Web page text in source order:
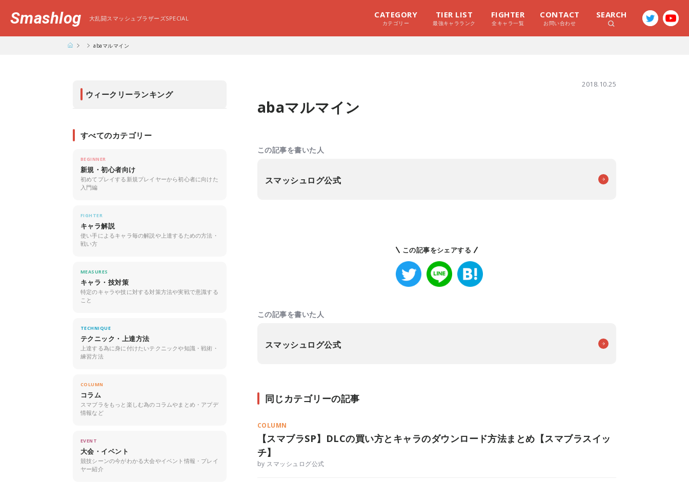
Smashlog 大乱闘スマッシュブラザーズSPECIAL CATEGORY
カテゴリー
TIER LIST
最強キャラランク
FIGHTER
全キャラ一覧
CONTACT
お問い合わせ
SEARCH
abaマルマイン
2018.10.25
abaマルマイン
この記事を書いた人
スマッシュログ公式
この記事をシェアする
この記事を書いた人
スマッシュログ公式
同じカテゴリーの記事
COLUMN
【スマブラSP】DLCの買い方とキャラのダウンロード方法まとめ【スマブラスイッ
チ】
by スマッシュログ公式
ウィークリーランキング
すべてのカテゴリー
BEGINNER
新規・初心者向け
初めてプレイする新規プレイヤーから初心者に向けた
入門編
FIGHTER
キャラ解説
使い手によるキャラ毎の解説や上達するための方法・
戦い方
MEASURES
キャラ・技対策
特定のキャラや技に対する対策方法や実戦で意識する
こと
TECHNIQUE
テクニック・上達方法
上達する為に身に付けたいテクニックや知識・戦術・
練習方法
COLUMN
コラム
スマブラをもっと楽しむ為のコラムやまとめ・アプデ
情報など
EVENT
大会・イベント
競技シーンの今がわかる大会やイベント情報・プレイ
ヤー紹介